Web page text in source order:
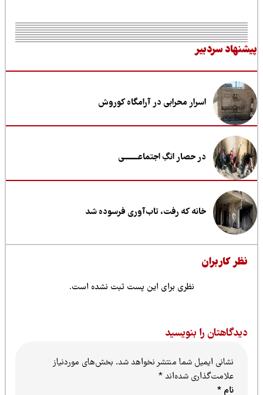
سردبیر
اسرار محرابی در آرامگاه کوروش
در حصار انگِ اجتماعــــــــی
خانه که رفت، تاب‌آوری فرسوده شد
کاربران
نظری برای این پست ثبت نشده است.
را بنویسید
نشانی ایمیل شما منتشر نخواهد شد.بخش‌های موردنیاز
علامت‌گذاری شده‌اند*